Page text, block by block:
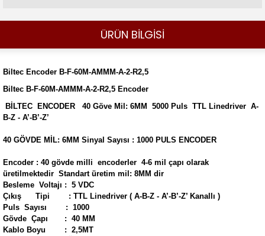
ÜRÜN BİLGİSİ
Biltec Encoder B-F-60M-AMMM-A-2-R2,5
Biltec B-F-60M-AMMM-A-2-R2,5 Encoder
BİLTEC ENCODER 40 Göve Mil: 6MM 5000 Puls TTL Linedriver A-
B-Z - A’-B’-Z’
40 GÖVDE MİL: 6MM Sinyal Sayısı : 1000 PULS ENCODER
Encoder : 40 gövde milli encoderler 4-6 mil çapı olarak
üretilmektedir Standart üretim mil: 8MM dir
Besleme Voltajı : 5 VDC
Çıkış Tipi : TTL Linedriver ( A-B-Z - A’-B’-Z’ Kanallı )
Puls Sayısı : 1000
Gövde Çapı : 40 MM
Kablo Boyu : 2,5MT